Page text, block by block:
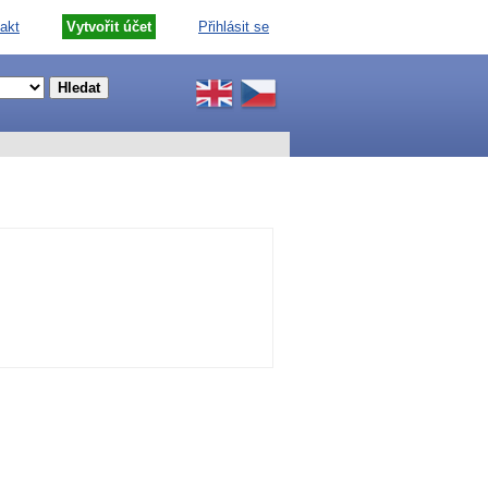
Vytvořit účet Přihlásit se